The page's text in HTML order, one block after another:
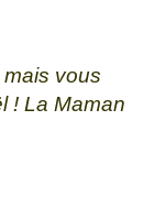
vous
! La Maman